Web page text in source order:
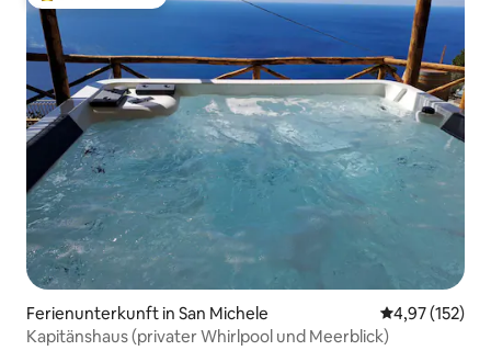
Ferienunterkunft in San Michele
4,97 (152)
Kapitänshaus (privater Whirlpool und Meerblick)